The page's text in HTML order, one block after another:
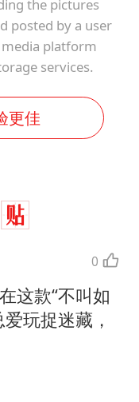
the pictures
posted by a user
media platform
services.
更佳
0
这款“不叫如
玩捉迷藏，